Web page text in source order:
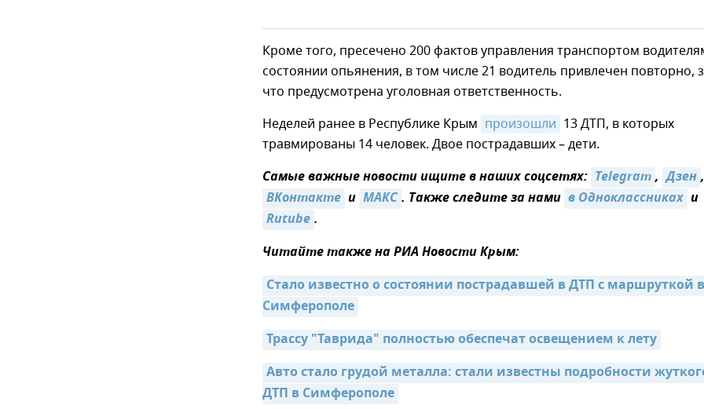
Кроме того, пресечено 200 фактов управления транспортом
состоянии опьянения, в том числе 21 водитель привлечен повторно,
что предусмотрена уголовная ответственность.
Неделей ранее в Республике Крым произошли 13 ДТП, в которых
травмированы 14 человек. Двое пострадавших – дети.
Самые важные новости ищите в наших соцсетях: Telegram, Дзен,
ВКонтакте и МАКС. Также следите за нами в Одноклассниках и
Rutube.
Читайте также на РИА Новости Крым:
Стало известно о состоянии пострадавшей в ДТП с маршруткой в
Симферополе
Трассу "Таврида" полностью обеспечат освещением к лету
Авто стало грудой металла: стали известны подробности
ДТП в Симферополе